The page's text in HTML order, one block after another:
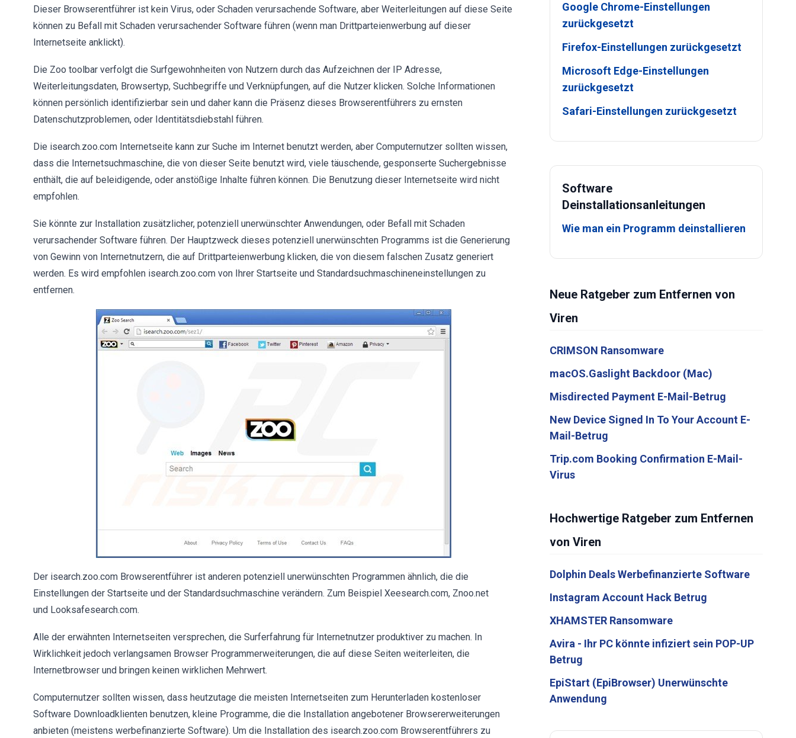
Dieser Browserentführer ist kein Virus, oder Schaden verursachende Software, aber Weiterleitungen auf diese Seite
können zu Befall mit Schaden verursachender Software führen (wenn man Drittparteienwerbung auf dieser
Internetseite anklickt).
Die Zoo toolbar verfolgt die Surfgewohnheiten von Nutzern durch das Aufzeichnen der IP Adresse,
Weiterleitungsdaten, Browsertyp, Suchbegriffe und Verknüpfungen, auf die Nutzer klicken. Solche Informationen
können persönlich identifizierbar sein und daher kann die Präsenz dieses Browserentführers zu ernsten
Datenschutzproblemen, oder Identitätsdiebstahl führen.
Die isearch.zoo.com Internetseite kann zur Suche im Internet benutzt werden, aber Computernutzer sollten wissen,
dass die Internetsuchmaschine, die von dieser Seite benutzt wird, viele täuschende, gesponserte Suchergebnisse
enthält, die auf beleidigende, oder anstößige Inhalte führen können. Die Benutzung dieser Internetseite wird nicht
empfohlen.
Sie könnte zur Installation zusätzlicher, potenziell unerwünschter Anwendungen, oder Befall mit Schaden
verursachender Software führen. Der Hauptzweck dieses potenziell unerwünschten Programms ist die Generierung
von Gewinn von Internetnutzern, die auf Drittparteienwerbung klicken, die von diesem falschen Zusatz generiert
werden. Es wird empfohlen isearch.zoo.com von Ihrer Startseite und Standardsuchmaschineneinstellungen zu
entfernen.
Der isearch.zoo.com Browserentführer ist anderen potenziell unerwünschten Programmen ähnlich, die die
Einstellungen der Startseite und der Standardsuchmaschine verändern. Zum Beispiel Xeesearch.com, Znoo.net
und Looksafesearch.com.
Alle der erwähnten Internetseiten versprechen, die Surferfahrung für Internetnutzer produktiver zu machen. In
Wirklichkeit jedoch verlangsamen Browser Programmerweiterungen, die auf diese Seiten weiterleiten, die
Internetbrowser und bringen keinen wirklichen Mehrwert.
Computernutzer sollten wissen, dass heutzutage die meisten Internetseiten zum Herunterladen kostenloser
Software Downloadklienten benutzen, kleine Programme, die die Installation angebotener Browsererweiterungen
anbieten (meistens werbefinanzierte Software). Um die Installation des isearch.zoo.com Browserentführers zu
Google Chrome-Einstellungen
zurückgesetzt
Firefox-Einstellungen zurückgesetzt
Microsoft Edge-Einstellungen
zurückgesetzt
Safari-Einstellungen zurückgesetzt
Software
Deinstallationsanleitungen
Wie man ein Programm deinstallieren
Neue Ratgeber zum Entfernen von
Viren
CRIMSON Ransomware
macOS.Gaslight Backdoor (Mac)
Misdirected Payment E-Mail-Betrug
New Device Signed In To Your Account E-
Mail-Betrug
Trip.com Booking Confirmation E-Mail-
Virus
Hochwertige Ratgeber zum Entfernen
von Viren
Dolphin Deals Werbefinanzierte Software
Instagram Account Hack Betrug
XHAMSTER Ransomware
Avira - Ihr PC könnte infiziert sein POP-UP
Betrug
EpiStart (EpiBrowser) Unerwünschte
Anwendung